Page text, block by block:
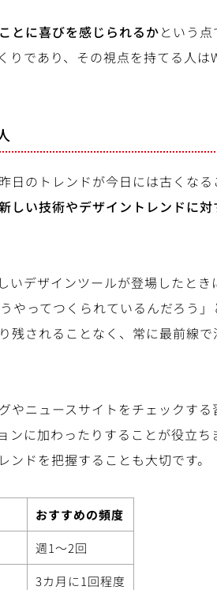
とに喜びを感じられるかという
りであり、その視点を持てる人は
日のトレンドが今日には古くな
しい技術やデザイントレンドに
いデザインツールが登場したとき
やってつくられているんだろう」
残されることなく、常に最前線で
ニュースサイトをチェックする
に加わったりすることが役立ち
ドを把握することも大切です。
おすすめの頻度
週1〜2回
3カ月に1回程度